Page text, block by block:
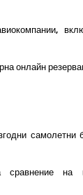
онлайн
самолетни
на